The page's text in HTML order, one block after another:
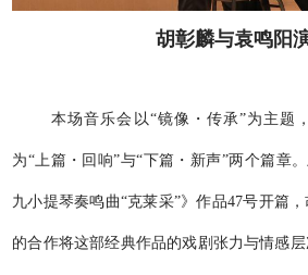
胡彰麟与袁鸣阳
本场音乐会以“镜像・传承”为主题
为“上篇・回响”与“下篇・新声”两个篇章
九小提琴奏鸣曲“克莱采”》作品47号开篇
的合作将这部经典作品的戏剧张力与情感